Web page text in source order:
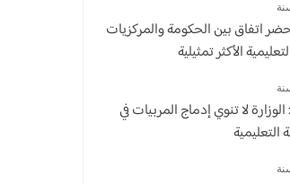
اتفاق بين الحكومة والمركزيات
الأكثر تمثيلية
لا تنوي إدماج المربيات في
التعليمية